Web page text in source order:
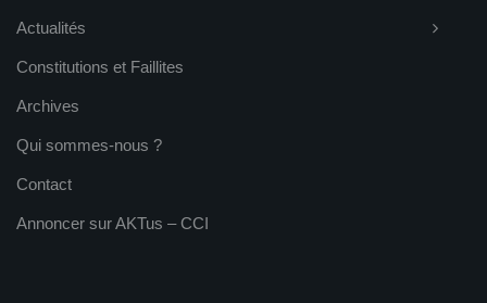
Actualités
Constitutions et Faillites
Archives
Qui sommes-nous ?
Contact
Annoncer sur AKTus – CCI